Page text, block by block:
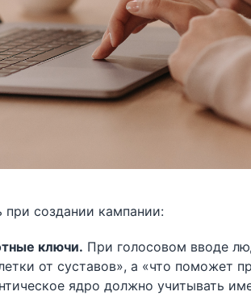
создании кампании:
ключи. При голосовом вводе
от суставов», а «что поможет
ядро должно учитывать